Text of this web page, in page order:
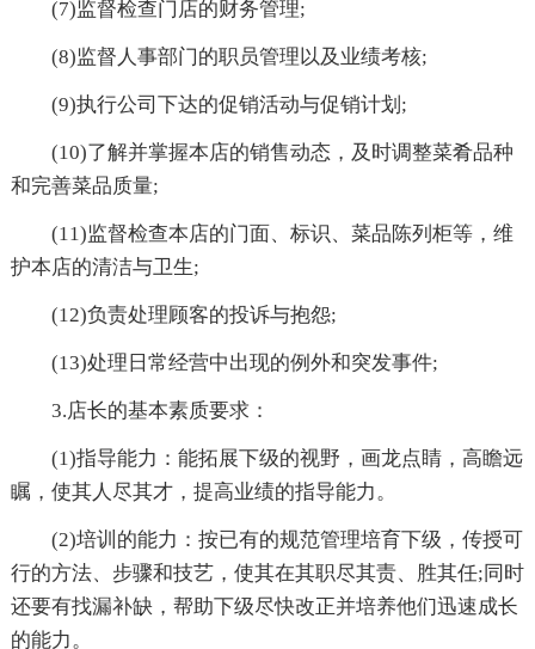
(7)监督检查门店的财务管理;
(8)监督人事部门的职员管理以及业绩考核;
(9)执行公司下达的促销活动与促销计划;
(10)了解并掌握本店的销售动态，及时调整菜肴品种
和完善菜品质量;
(11)监督检查本店的门面、标识、菜品陈列柜等，维
护本店的清洁与卫生;
(12)负责处理顾客的投诉与抱怨;
(13)处理日常经营中出现的例外和突发事件;
3.店长的基本素质要求：
(1)指导能力：能拓展下级的视野，画龙点睛，高瞻远
瞩，使其人尽其才，提高业绩的指导能力。
(2)培训的能力：按已有的规范管理培育下级，传授可
行的方法、步骤和技艺，使其在其职尽其责、胜其任;同时
还要有找漏补缺，帮助下级尽快改正并培养他们迅速成长
的能力。